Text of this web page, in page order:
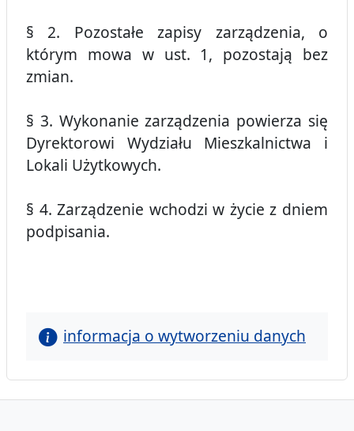
§ 2. Pozostałe zapisy zarządzenia, o
którym mowa w ust. 1, pozostają bez
zmian.
§ 3. Wykonanie zarządzenia powierza się
Dyrektorowi Wydziału Mieszkalnictwa i
Lokali Użytkowych.
§ 4. Zarządzenie wchodzi w życie z dniem
podpisania.
informacja o wytworzeniu danych